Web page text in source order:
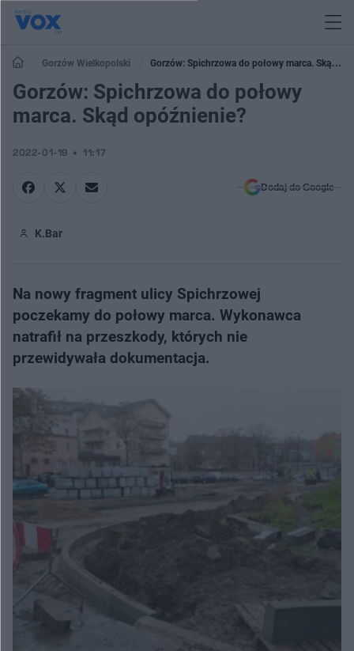
Gorzów Wielkopolski
Gorzów: Spichrzowa do połowy marca. Skąd
opóźnienie?
Gorzów: Spichrzowa do połowy
marca. Skąd opóźnienie?
2022-01-19 11:17
Dodaj do Google
K.Bar
Na nowy fragment ulicy Spichrzowej
poczekamy do połowy marca. Wykonawca
natrafił na przeszkody, których nie
przewidywała dokumentacja.